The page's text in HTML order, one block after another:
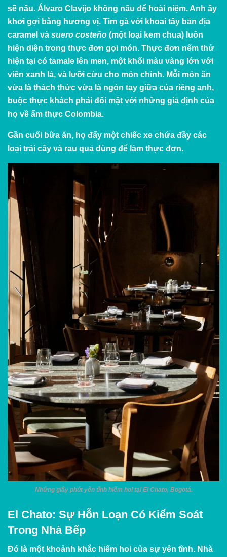
sẽ nấu. Álvaro Clavijo không nấu để hoài niệm. Anh ấy
khơi gợi bằng hương vị. Tim gà với khoai tây bản địa
caramel và suero costeño (một loại kem chua) luôn
hiện diện trong thực đơn gọi món. Thực đơn nếm thử
hiện tại có tamale lên men, một khối màu vàng lớn với
viền xanh lá, và lưỡi cừu cho món chính. Mỗi món ăn
vừa là thách thức vừa là ngón tay giữa của riêng anh,
buộc thực khách phải đối mặt với những giả định của
họ về ẩm thực Colombia.
Gần cuối bữa ăn, họ đẩy một chiếc xe chứa đầy các
loại trái cây và rau quả dùng để làm thực đơn.
Những giây phút yên tĩnh hiếm hoi tại El Chato, Bogotá.
El Chato: Sự Hỗn Loạn Có Kiểm Soát
Trong Nhà Bếp
Đó là một khoảnh khắc hiếm hoi của sự yên tĩnh. Nhà